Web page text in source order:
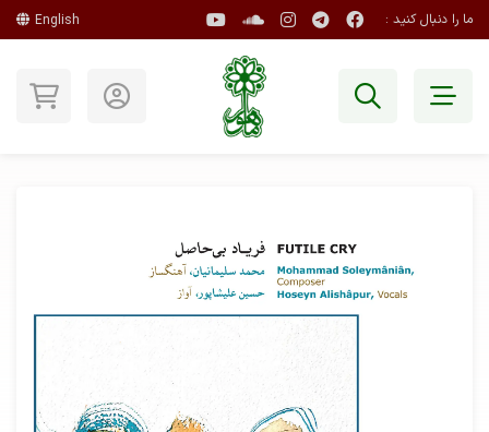
ما را دنبال کنید : English